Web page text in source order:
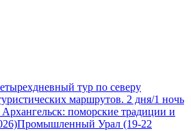
тур по северу
маршрутов. 2 дня/1 ночь
Архангельск: поморские традиции и
Промышленный Урал (19-22